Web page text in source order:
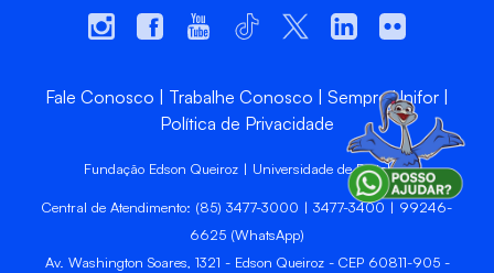
Fale Conosco Trabalhe Conosco
Sempre Unifor
Política de Privacidade
Fundação Edson Queiroz | Universidade de Fortaleza
Central de Atendimento: (85) 3477-3000 | 3477-3400 | 99246-
6625 (WhatsApp)
Av. Washington Soares, 1321 - Edson Queiroz - CEP 60811-905 -